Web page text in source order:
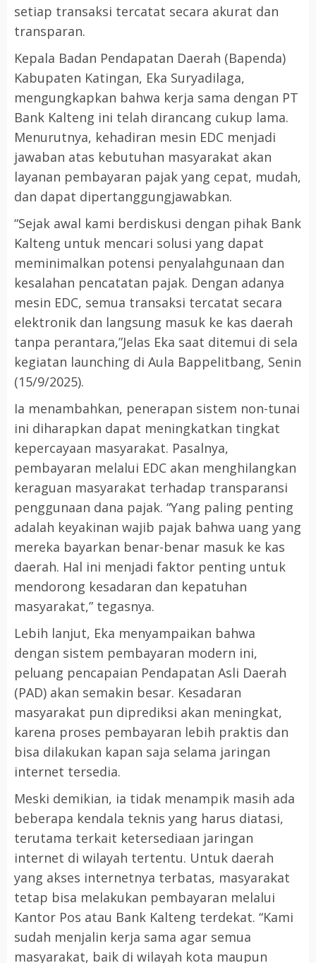
setiap transaksi tercatat secara akurat dan
transparan.
Kepala Badan Pendapatan Daerah (Bapenda)
Kabupaten Katingan, Eka Suryadilaga,
mengungkapkan bahwa kerja sama dengan PT
Bank Kalteng ini telah dirancang cukup lama.
Menurutnya, kehadiran mesin EDC menjadi
jawaban atas kebutuhan masyarakat akan
layanan pembayaran pajak yang cepat, mudah,
dan dapat dipertanggungjawabkan.
“Sejak awal kami berdiskusi dengan pihak Bank
Kalteng untuk mencari solusi yang dapat
meminimalkan potensi penyalahgunaan dan
kesalahan pencatatan pajak. Dengan adanya
mesin EDC, semua transaksi tercatat secara
elektronik dan langsung masuk ke kas daerah
tanpa perantara,”Jelas Eka saat ditemui di sela
kegiatan launching di Aula Bappelitbang, Senin
(15/9/2025).
Ia menambahkan, penerapan sistem non-tunai
ini diharapkan dapat meningkatkan tingkat
kepercayaan masyarakat. Pasalnya,
pembayaran melalui EDC akan menghilangkan
keraguan masyarakat terhadap transparansi
penggunaan dana pajak. “Yang paling penting
adalah keyakinan wajib pajak bahwa uang yang
mereka bayarkan benar-benar masuk ke kas
daerah. Hal ini menjadi faktor penting untuk
mendorong kesadaran dan kepatuhan
masyarakat,” tegasnya.
Lebih lanjut, Eka menyampaikan bahwa
dengan sistem pembayaran modern ini,
peluang pencapaian Pendapatan Asli Daerah
(PAD) akan semakin besar. Kesadaran
masyarakat pun diprediksi akan meningkat,
karena proses pembayaran lebih praktis dan
bisa dilakukan kapan saja selama jaringan
internet tersedia.
Meski demikian, ia tidak menampik masih ada
beberapa kendala teknis yang harus diatasi,
terutama terkait ketersediaan jaringan
internet di wilayah tertentu. Untuk daerah
yang akses internetnya terbatas, masyarakat
tetap bisa melakukan pembayaran melalui
Kantor Pos atau Bank Kalteng terdekat. “Kami
sudah menjalin kerja sama agar semua
masyarakat, baik di wilayah kota maupun